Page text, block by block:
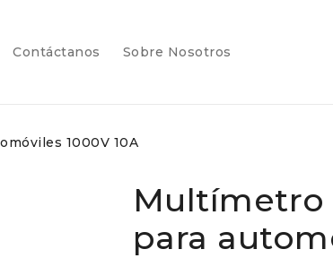
Contáctanos Sobre Nosotros
1000V 10A
Multímetro
para